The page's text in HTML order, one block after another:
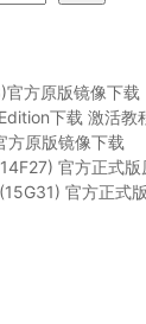
官方原版镜像下载
下载 激活教
原版镜像下载
官方正式版
官方正式